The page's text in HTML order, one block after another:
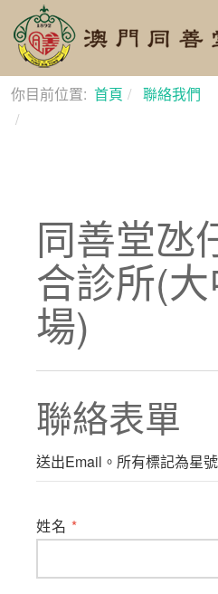
你目前位置: 首頁
聯絡我們
同善堂氹
合診所(
場)
聯絡表單
送出Email。所有標記為星
姓名 *